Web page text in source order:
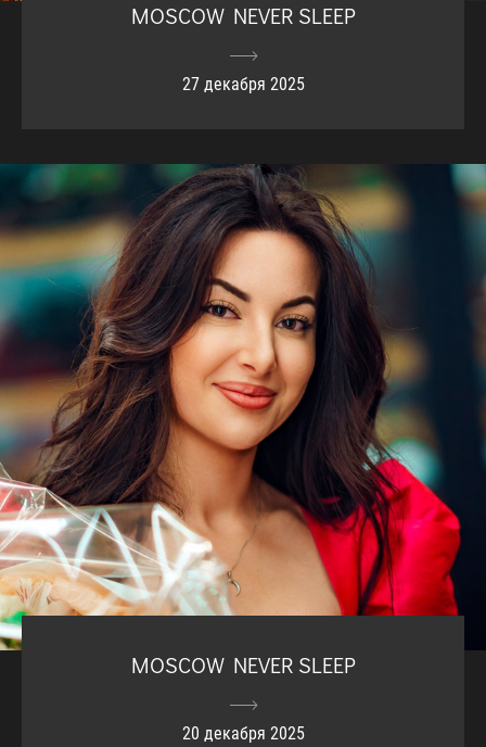
MOSCOW NEVER SLEEP
27 декабря 2025
MOSCOW NEVER SLEEP
20 декабря 2025